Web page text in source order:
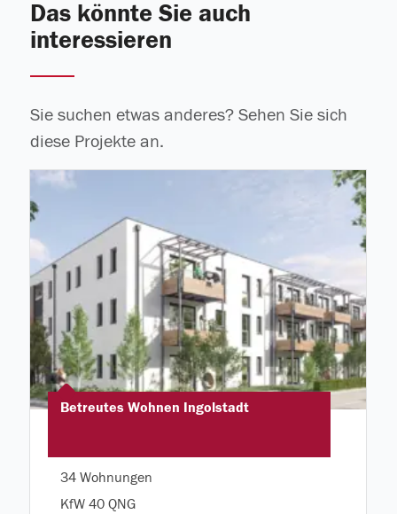
Das könnte Sie auch
interessieren
Sie suchen etwas anderes? Sehen Sie sich
diese Projekte an.
Betreutes Wohnen Ingolstadt
34 Wohnungen
KfW 40 QNG